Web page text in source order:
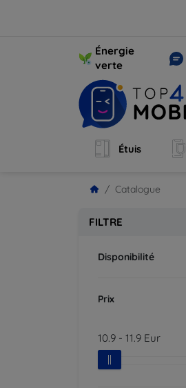
Énergie
verte
Étuis
Catalogue
FILTRE
Disponibilité
Prix
10.9 - 11.9 Eur